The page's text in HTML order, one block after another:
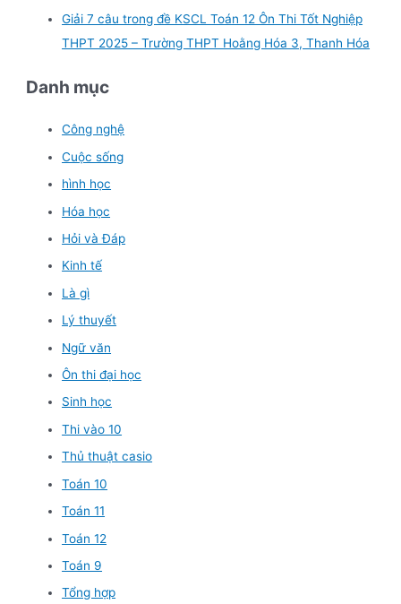
Giải 7 câu trong đề KSCL Toán 12 Ôn Thi Tốt Nghiệp
THPT 2025 – Trường THPT Hoằng Hóa 3, Thanh Hóa
Danh mục
Công nghệ
Cuộc sống
hình học
Hóa học
Hỏi và Đáp
Kinh tế
Là gì
Lý thuyết
Ngữ văn
Ôn thi đại học
Sinh học
Thi vào 10
Thủ thuật casio
Toán 10
Toán 11
Toán 12
Toán 9
Tổng hợp